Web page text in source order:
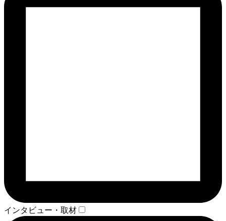
インタビュー・取材